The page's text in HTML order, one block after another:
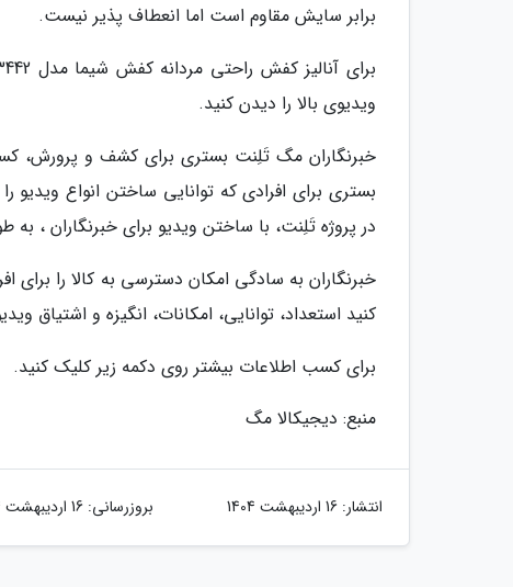
برابر سایش مقاوم است اما انعطاف پذیر نیست.
ویدیوی بالا را دیدن کنید.
خبرنگاران مگ تَلِنت بستری برای کشف و پرورش،
بستری برای افرادی که توانایی ساختن انواع ویدیو
در پروژه تَلِنت، با ساختن ویدیو برای خبرنگاران ،
خبرنگاران به سادگی امکان دسترسی به کالا را برای
کنید استعداد، توانایی، امکانات، انگیزه و اشتیاق
برای کسب اطلاعات بیشتر روی دکمه زیر کلیک کنید.
منبع: دیجیکالا مگ
انتشار: 16 اردیبهشت 1404 بروزرسانی: 16 اردیبهشت 1404